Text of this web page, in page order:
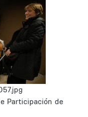
Participación de